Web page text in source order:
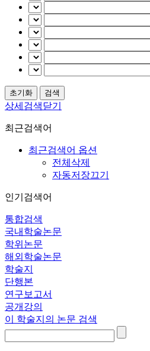
상세검색닫기
최근검색어
최근검색어 옵션
전체삭제
자동저장끄기
인기검색어
통합검색
국내학술논문
학위논문
해외학술논문
학술지
단행본
연구보고서
공개강의
이 학술지의 논문 검색